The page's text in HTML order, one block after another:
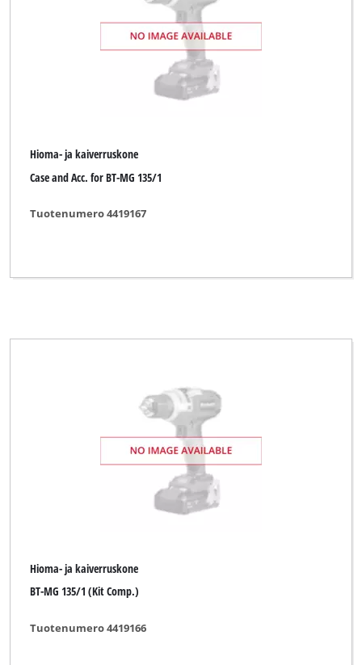
Hioma- ja kaiverruskone
Case and Acc. for BT-MG 135/1
Tuotenumero 4419167
Hioma- ja kaiverruskone
BT-MG 135/1 (Kit Comp.)
Tuotenumero 4419166